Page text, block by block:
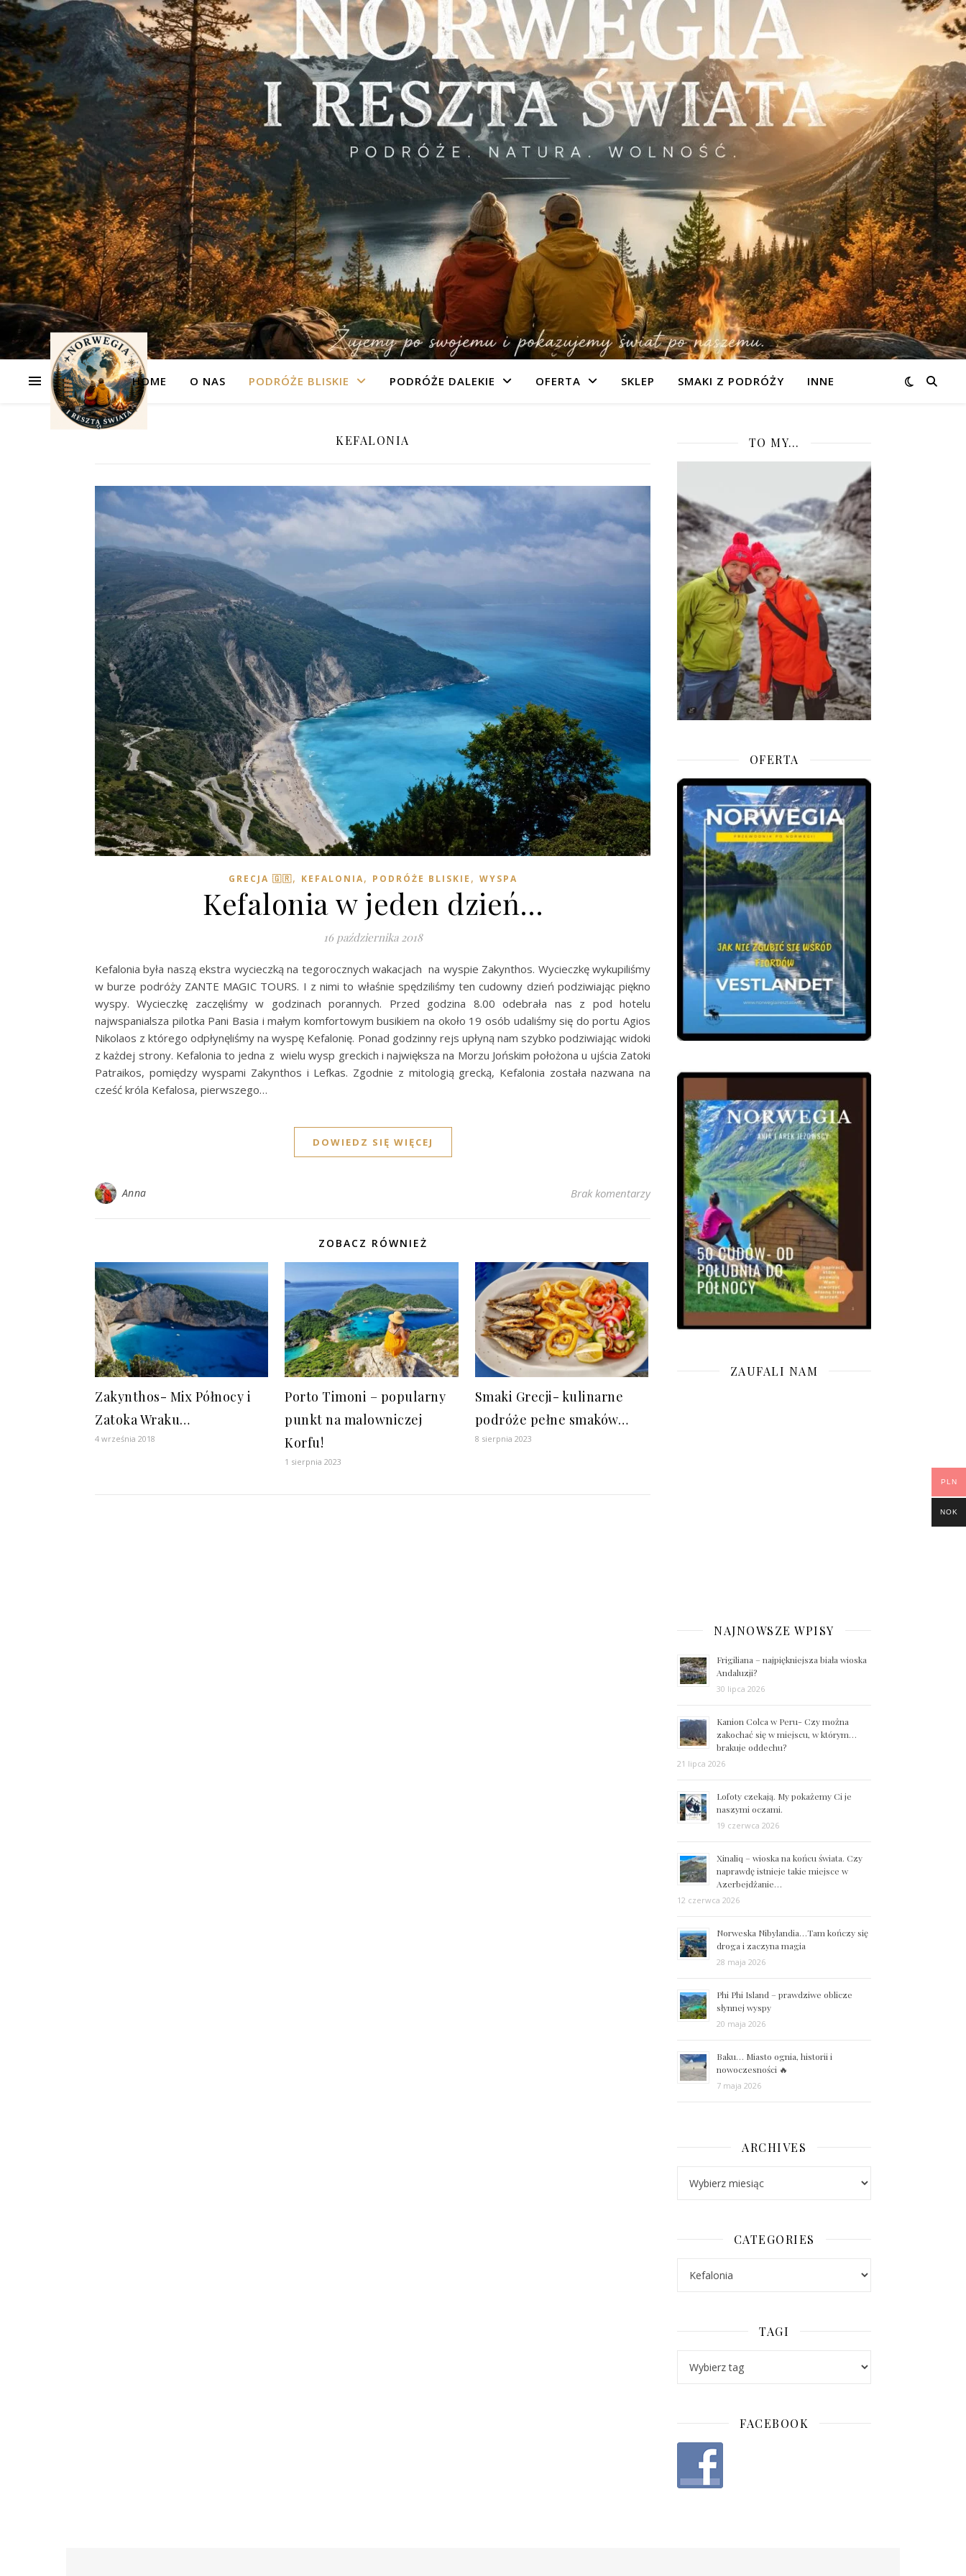
HOME O NAS PODRÓŻE BLISKIE PODRÓŻE DALEKIE OFERTA SKLEP SMAKI Z PODRÓŻY INNE
KEFALONIA
GRECJA 🇬🇷, KEFALONIA, PODRÓŻE BLISKIE , WYSPA
Kefalonia w jeden dzień…
16 października 2018
Kefalonia była naszą ekstra wycieczką na tegorocznych wakacjach na wyspie Zakynthos. Wycieczkę wykupiliśmy
w burze podróży ZANTE MAGIC TOURS. I z nimi to właśnie spędziliśmy ten cudowny dzień podziwiając piękno
wyspy. Wycieczkę zaczęliśmy w godzinach porannych. Przed godzina 8.00 odebrała nas z pod hotelu
najwspanialsza pilotka Pani Basia i małym komfortowym busikiem na około 19 osób udaliśmy się do portu Agios
Nikolaos z którego odpłynęliśmy na wyspę Kefalonię. Ponad godzinny rejs upłyną nam szybko podziwiając widoki
z każdej strony. Kefalonia to jedna z wielu wysp greckich i największa na Morzu Jońskim położona u ujścia Zatoki
Patraikos, pomiędzy wyspami Zakynthos i Lefkas. Zgodnie z mitologią grecką, Kefalonia została nazwana na
cześć króla Kefalosa, pierwszego…
DOWIEDZ SIĘ WIĘCEJ
Anna Brak komentarzy
ZOBACZ RÓWNIEŻ
Zakynthos- Mix Północy i
Zatoka Wraku…
4 września 2018
Porto Timoni – popularny
punkt na malowniczej
Korfu!
1 sierpnia 2023
Smaki Grecji- kulinarne
podróże pełne smaków…
8 sierpnia 2023
TO MY…
OFERTA
ZAUFALI NAM
NAJNOWSZE WPISY
Frigiliana – najpiękniejsza biała wioska
Andaluzji?
30 lipca 2026
Kanion Colca w Peru- Czy można
zakochać się w miejscu, w którym…
brakuje oddechu?
21 lipca 2026
Lofoty czekają. My pokażemy Ci je
naszymi oczami.
19 czerwca 2026
Xinaliq – wioska na końcu świata. Czy
naprawdę istnieje takie miejsce w
Azerbejdżanie…
12 czerwca 2026
Norweska Nibylandia…Tam kończy się
droga i zaczyna magia
28 maja 2026
Phi Phi Island – prawdziwe oblicze
słynnej wyspy
20 maja 2026
Baku… Miasto ognia, historii i
nowoczesności 🔥
7 maja 2026
ARCHIVES
CATEGORIES
TAGI
FACEBOOK
PLN
NOK